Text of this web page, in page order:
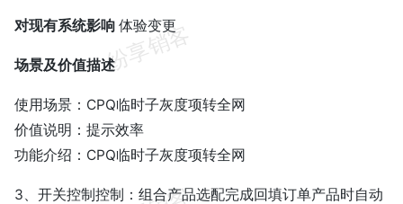
对现有系统影响 体验变更
场景及价值描述
使用场景：CPQ临时子灰度项转全网
价值说明：提示效率
功能介绍：CPQ临时子灰度项转全网
3、开关控制控制：组合产品选配完成回填订单产品时自动